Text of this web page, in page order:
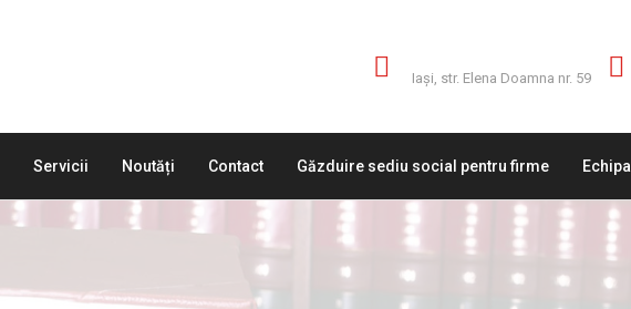
Iaşi, str. Elena Doamna nr. 59
Servicii Noutăți Contact Găzduire sediu social pentru firme Echipa